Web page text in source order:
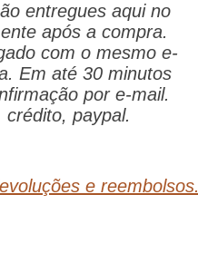
entregues aqui no
após a compra.
com o mesmo e-
Em até 30 minutos
por e-mail.
paypal.
e reembolsos.